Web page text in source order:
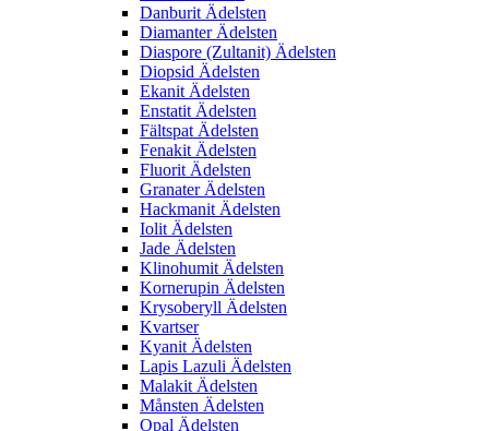
Danburit Ädelsten
Diamanter Ädelsten
Diaspore (Zultanit) Ädelsten
Diopsid Ädelsten
Ekanit Ädelsten
Enstatit Ädelsten
Fältspat Ädelsten
Fenakit Ädelsten
Fluorit Ädelsten
Granater Ädelsten
Hackmanit Ädelsten
Iolit Ädelsten
Jade Ädelsten
Klinohumit Ädelsten
Kornerupin Ädelsten
Krysoberyll Ädelsten
Kvartser
Kyanit Ädelsten
Lapis Lazuli Ädelsten
Malakit Ädelsten
Månsten Ädelsten
Opal Ädelsten